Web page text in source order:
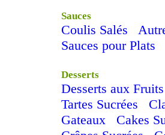
Sauces
Coulis Salés
Sauces pour Plats
Desserts
Desserts aux Fruits
Tartes Sucrées
Gateaux
Cakes